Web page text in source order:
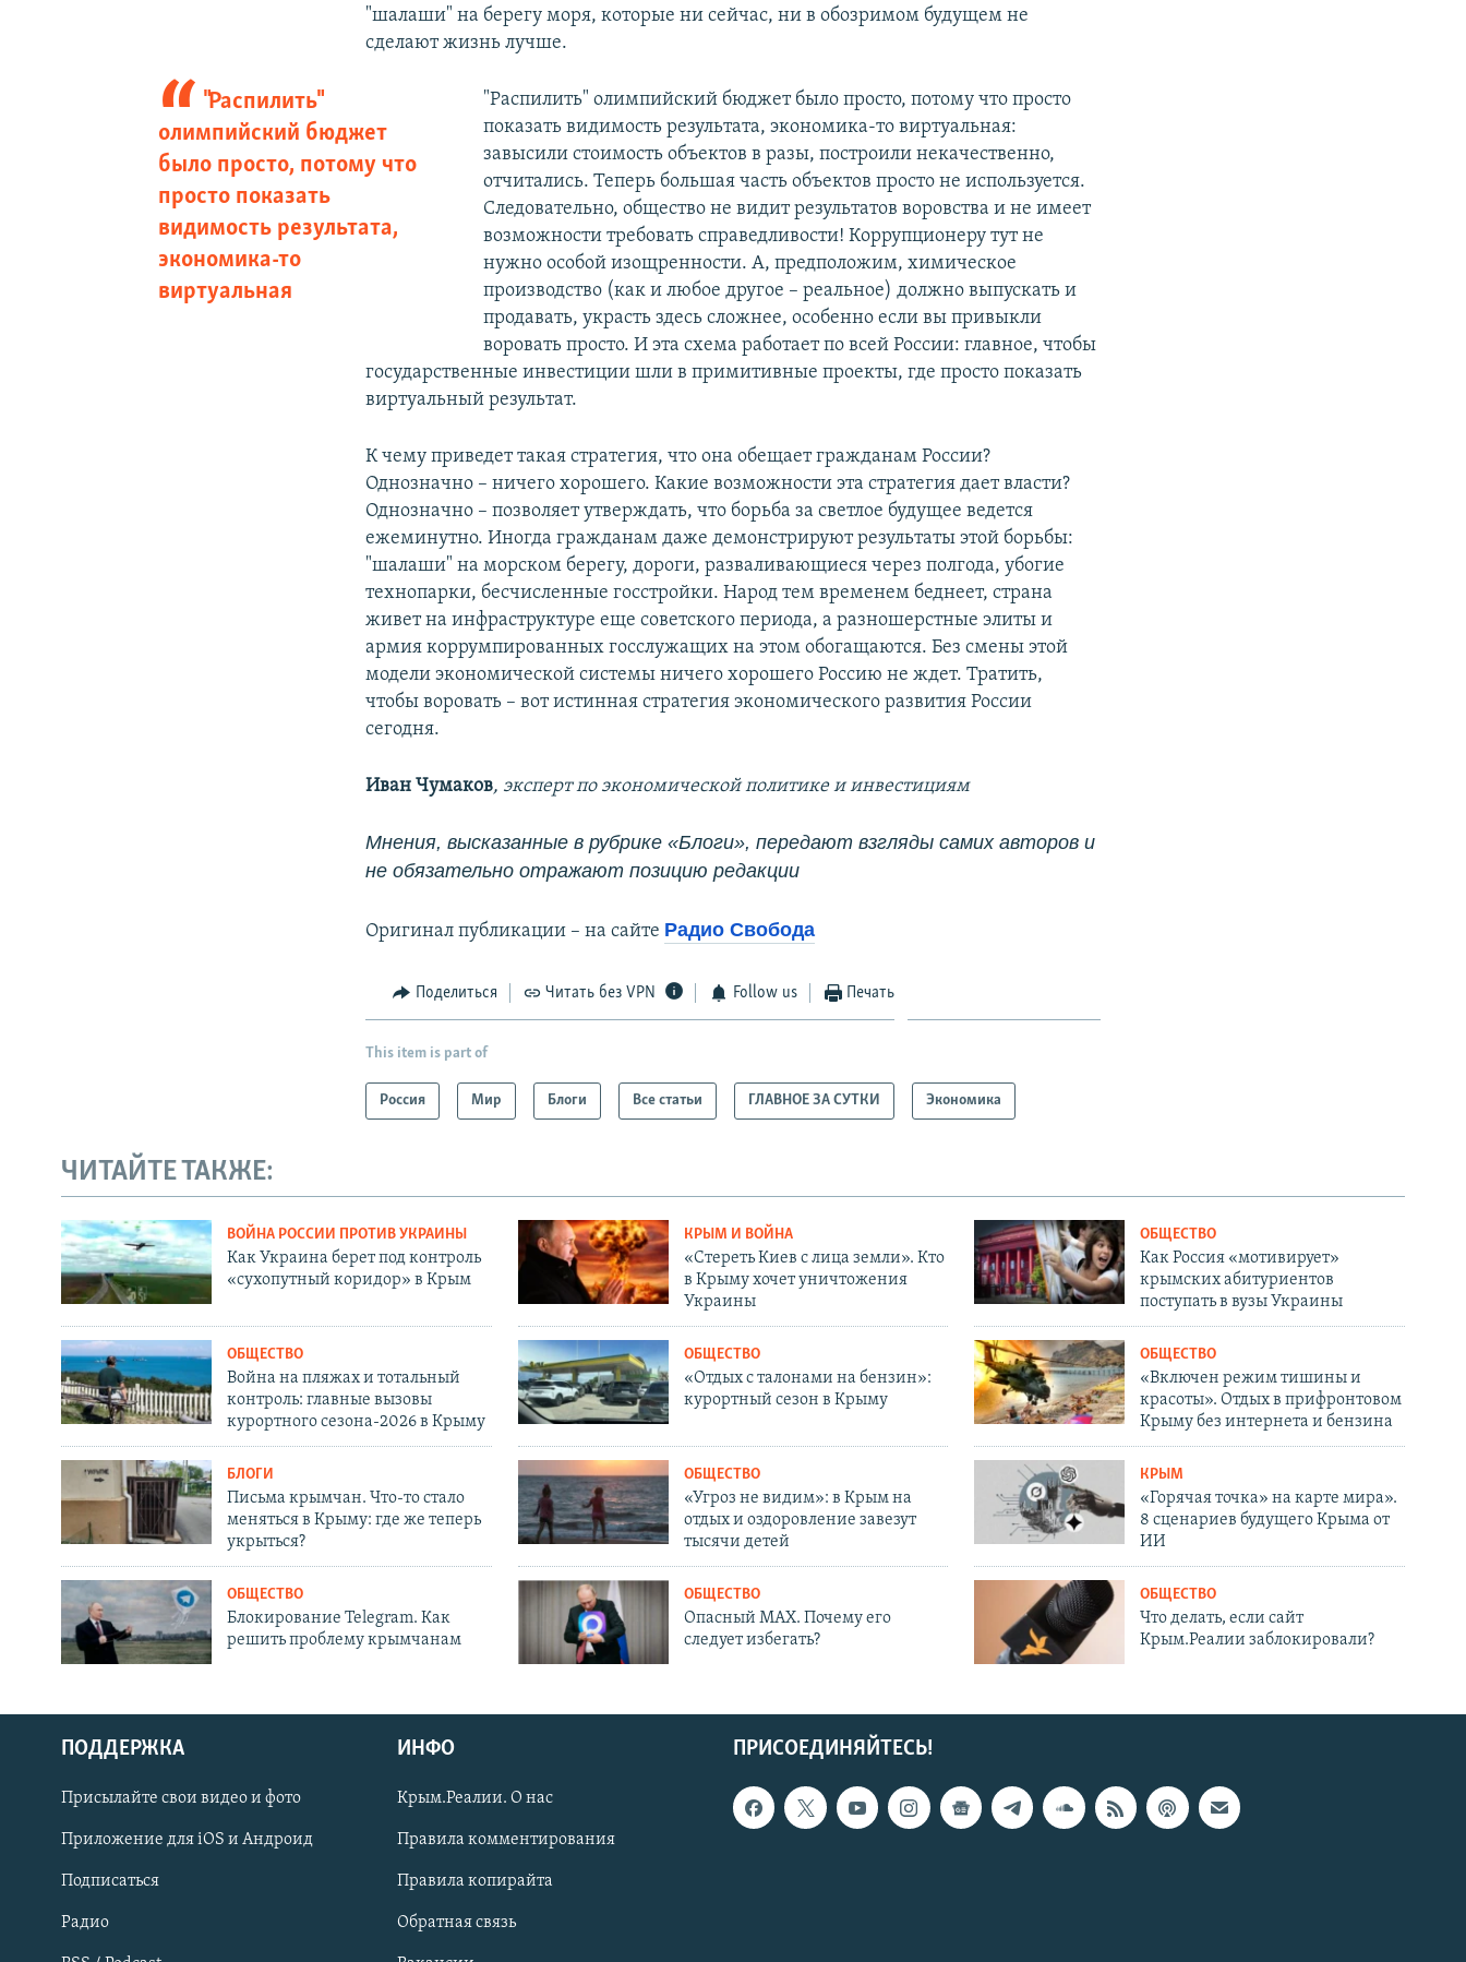
Українською
Qırımtatar
ПРИСОЕДИНЯЙТЕСЬ!
"шалаши" на берегу моря, которые ни сейчас, ни в обозримом будущем не
сделают жизнь лучше.
"Распилить"
олимпийский бюджет
было просто, потому что
просто показать
видимость результата,
экономика-то
виртуальная
"Распилить" олимпийский бюджет было просто, потому что просто
показать видимость результата, экономика-то виртуальная:
завысили стоимость объектов в разы, построили некачественно,
отчитались. Теперь большая часть объектов просто не используется.
Следовательно, общество не видит результатов воровства и не имеет
возможности требовать справедливости! Коррупционеру тут не
нужно особой изощренности. А, предположим, химическое
производство (как и любое другое – реальное) должно выпускать и
продавать, украсть здесь сложнее, особенно если вы привыкли
воровать просто. И эта схема работает по всей России: главное, чтобы
государственные инвестиции шли в примитивные проекты, где просто показать
виртуальный результат.
К чему приведет такая стратегия, что она обещает гражданам России?
Однозначно – ничего хорошего. Какие возможности эта стратегия дает власти?
Однозначно – позволяет утверждать, что борьба за светлое будущее ведется
ежеминутно. Иногда гражданам даже демонстрируют результаты этой борьбы:
"шалаши" на морском берегу, дороги, разваливающиеся через полгода, убогие
технопарки, бесчисленные госстройки. Народ тем временем беднеет, страна
живет на инфраструктуре еще советского периода, а разношерстные элиты и
армия коррумпированных госслужащих на этом обогащаются. Без смены этой
модели экономической системы ничего хорошего Россию не ждет. Тратить,
чтобы воровать – вот истинная стратегия экономического развития России
сегодня.
Иван Чумаков, эксперт по экономической политике и инвестициям
Мнения, высказанные в рубрике «Блоги», передают взгляды самих авторов и
не обязательно отражают позицию редакции
Оригинал публикации – на сайте Радио Свобода
Поделиться Читать без VPN Follow us Печать
This item is part of
Россия Мир Блоги Все статьи ГЛАВНОЕ ЗА СУТКИ Экономика
ЧИТАЙТЕ ТАКЖЕ:
ВОЙНА РОССИИ ПРОТИВ УКРАИНЫ
Как Украина берет под контроль
«сухопутный коридор» в Крым
КРЫМ И ВОЙНА
«Стереть Киев с лица земли». Кто
в Крыму хочет уничтожения
Украины
ОБЩЕСТВО
Как Россия «мотивирует»
крымских абитуриентов
поступать в вузы Украины
ОБЩЕСТВО
Война на пляжах и тотальный
контроль: главные вызовы
курортного сезона-2026 в Крыму
ОБЩЕСТВО
«Отдых с талонами на бензин»:
курортный сезон в Крыму
ОБЩЕСТВО
«Включен режим тишины и
красоты». Отдых в прифронтовом
Крыму без интернета и бензина
БЛОГИ
Письма крымчан. Что-то стало
меняться в Крыму: где же теперь
укрыться?
ОБЩЕСТВО
«Угроз не видим»: в Крым на
отдых и оздоровление завезут
тысячи детей
КРЫМ
«Горячая точка» на карте мира».
8 сценариев будущего Крыма от
ИИ
ОБЩЕСТВО
Блокирование Telegram. Как
решить проблему крымчанам
ОБЩЕСТВО
Опасный MAX. Почему его
следует избегать?
ОБЩЕСТВО
Что делать, если сайт
Крым.Реалии заблокировали?
ПРИСОЕДИНЯЙТЕСЬ!
ПОДДЕРЖКА
Присылайте свои видео и фото
Приложение для iOS и Андроид
Подписаться
Радио
ИНФО
Крым.Реалии. О нас
Правила комментирования
Правила копирайта
Обратная связь